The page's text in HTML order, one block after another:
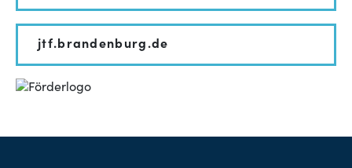
jtf.brandenburg.de